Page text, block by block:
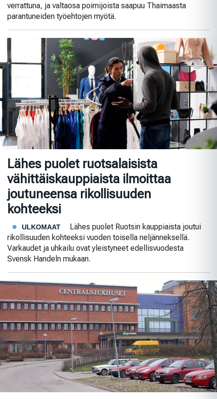
verrattuna, ja valtaosa poimijoista saapuu Thaimaasta
parantuneiden työehtojen myötä.
Lähes puolet ruotsalaisista
vähittäiskauppiaista ilmoittaa
joutuneensa rikollisuuden
kohteeksi
ULKOMAAT
Lähes puolet Ruotsin kauppiaista joutui
rikollisuuden kohteeksi vuoden toisella neljänneksellä.
Varkaudet ja uhkailu ovat yleistyneet edellisvuodesta
Svensk Handeln mukaan.